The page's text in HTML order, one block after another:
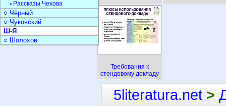
Требования к
стендовому докладу
▫ Рассказы Чехова
○ Чёрный
○ Чуковский
Ш-Я
○ Шолохов
5literatura.net >